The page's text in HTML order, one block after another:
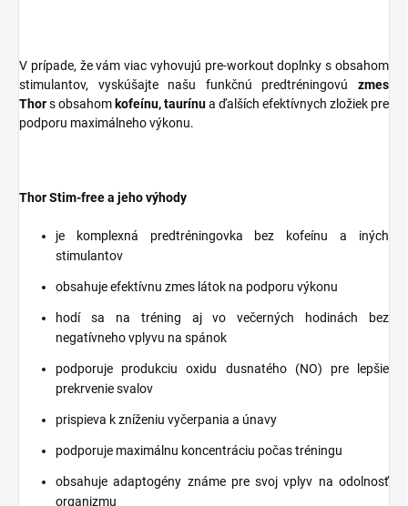
V prípade, že vám viac vyhovujú pre-workout doplnky s obsahom
stimulantov, vyskúšajte našu funkčnú predtréningovú zmes
Thors obsahom kofeínu, taurínua ďalších efektívnych zložiek pre
podporu maximálneho výkonu.
Thor Stim-free a jeho výhody
je komplexná predtréningovka bez kofeínu a iných
stimulantov
obsahuje efektívnu zmes látok na podporu výkonu
hodí sa na tréning aj vo večerných hodinách bez
negatívneho vplyvu na spánok
podporuje produkciu oxidu dusnatého (NO) pre lepšie
prekrvenie svalov
prispieva k zníženiu vyčerpania a únavy
podporuje maximálnu koncentráciu počas tréningu
obsahuje adaptogény známe pre svoj vplyv na odolnosť
organizmu